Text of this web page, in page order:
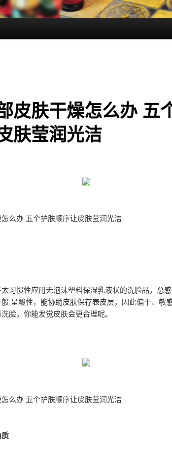
皮肤干燥怎么办 五
肤莹润光洁
么办 五个护肤顺序让皮肤莹润光洁
习惯性应用无泡沫塑料保湿乳液状的洗脸品，总
呈酸性，能协助皮肤保存表皮层，因此偏干、敏
脸，你能发觉皮肤会更合理呢。
么办 五个护肤顺序让皮肤莹润光洁